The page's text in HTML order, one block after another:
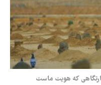
که هویت ماست